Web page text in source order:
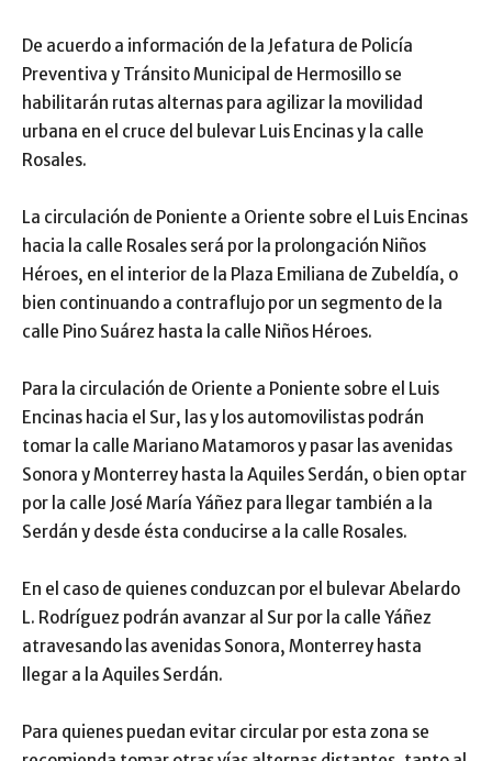
De acuerdo a información de la Jefatura de Policía
Preventiva y Tránsito Municipal de Hermosillo se
habilitarán rutas alternas para agilizar la movilidad
urbana en el cruce del bulevar Luis Encinas y la calle
Rosales.
La circulación de Poniente a Oriente sobre el Luis Encinas
hacia la calle Rosales será por la prolongación Niños
Héroes, en el interior de la Plaza Emiliana de Zubeldía, o
bien continuando a contraflujo por un segmento de la
calle Pino Suárez hasta la calle Niños Héroes.
Para la circulación de Oriente a Poniente sobre el Luis
Encinas hacia el Sur, las y los automovilistas podrán
tomar la calle Mariano Matamoros y pasar las avenidas
Sonora y Monterrey hasta la Aquiles Serdán, o bien optar
por la calle José María Yáñez para llegar también a la
Serdán y desde ésta conducirse a la calle Rosales.
En el caso de quienes conduzcan por el bulevar Abelardo
L. Rodríguez podrán avanzar al Sur por la calle Yáñez
atravesando las avenidas Sonora, Monterrey hasta
llegar a la Aquiles Serdán.
Para quienes puedan evitar circular por esta zona se